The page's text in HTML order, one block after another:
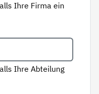
Ihre Firma ein
Ihre Abteilung